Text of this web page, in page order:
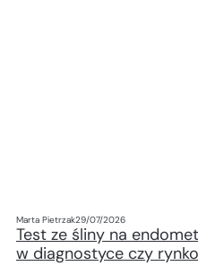
Marta Pietrzak29/07/2026
Test ze śliny na
w diagnostyce czy